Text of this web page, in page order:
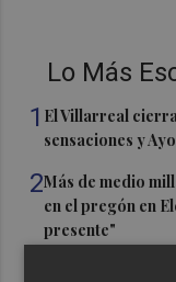
Lo Más
1 El Villarreal
sensaciones y
2Más de medio
en el pregón en
presente"